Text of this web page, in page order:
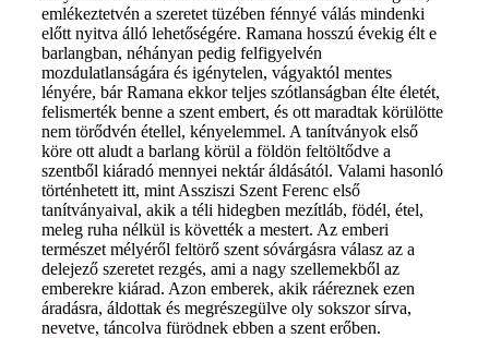
emlékeztetvén a szeretet tüzében fénnyé válás mindenki
előtt nyitva álló lehetőségére. Ramana hosszú évekig élt e
barlangban, néhányan pedig felfigyelvén
mozdulatlanságára és igénytelen, vágyaktól mentes
lényére, bár Ramana ekkor teljes szótlanságban élte életét,
felismerték benne a szent embert, és ott maradtak körülötte
nem törődvén étellel, kényelemmel. A tanítványok első
köre ott aludt a barlang körül a földön feltöltődve a
szentből kiáradó mennyei nektár áldásától. Valami hasonló
történhetett itt, mint Assziszi Szent Ferenc első
tanítványaival, akik a téli hidegben mezítláb, födél, étel,
meleg ruha nélkül is követték a mestert. Az emberi
természet mélyéről feltörő szent sóvárgásra válasz az a
delejező szeretet rezgés, ami a nagy szellemekből az
emberekre kiárad. Azon emberek, akik ráéreznek ezen
áradásra, áldottak és megrészegülve oly sokszor sírva,
nevetve, táncolva fürödnek ebben a szent erőben.